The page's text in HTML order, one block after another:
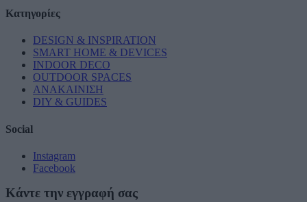
Κατηγορίες
DESIGN & INSPIRATION
SMART HOME & DEVICES
INDOOR DECO
OUTDOOR SPACES
ΑΝΑΚΑΙΝΙΣΗ
DIY & GUIDES
Social
Instagram
Facebook
Κάντε την εγγραφή σας